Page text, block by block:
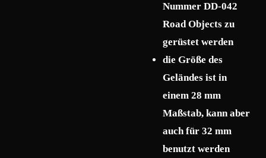
Nummer DD-042
Road Objects zu
gerüstet werden
die Größe des
Geländes ist in
einem 28 mm
Maßstab, kann aber
auch für 32 mm
benutzt werden